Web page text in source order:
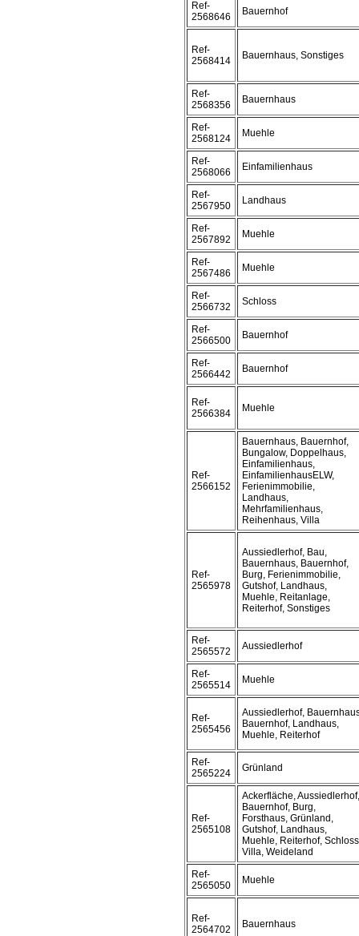
Ref-
2568646
Bauernhof
Ref-
2568414
Bauernhaus, Sonstiges
Ref-
2568356
Bauernhaus
Ref-
2568124
Muehle
Ref-
2568066
Einfamilienhaus
Ref-
2567950
Landhaus
Ref-
2567892
Muehle
Ref-
2567486
Muehle
Ref-
2566732
Schloss
Ref-
2566500
Bauernhof
Ref-
2566442
Bauernhof
Ref-
2566384
Muehle
Ref-
2566152
Bauernhaus, Bauernhof,
Bungalow, Doppelhaus,
Einfamilienhaus,
EinfamilienhausELW,
Ferienimmobilie,
Landhaus,
Mehrfamilienhaus,
Reihenhaus, Villa
Ref-
2565978
Aussiedlerhof, Bau,
Bauernhaus, Bauernhof,
Burg, Ferienimmobilie,
Gutshof, Landhaus,
Muehle, Reitanlage,
Reiterhof, Sonstiges
Ref-
2565572
Aussiedlerhof
Ref-
2565514
Muehle
Ref-
2565456
Aussiedlerhof,
Bauernhof, Landhaus,
Muehle, Reiterhof
Ref-
2565224
Grünland
Ref-
2565108
Ackerfläche, Aussiedlerhof,
Bauernhof, Burg,
Forsthaus, Grünland,
Gutshof, Landhaus,
Muehle, Reiterhof,
Villa, Weideland
Ref-
2565050
Muehle
Ref-
2564702
Bauernhaus